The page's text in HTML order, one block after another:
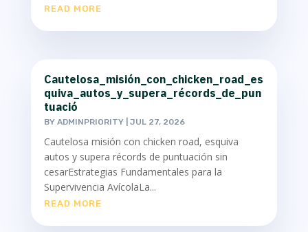
READ MORE
Cautelosa_misión_con_chicken_road_es
quiva_autos_y_supera_récords_de_pun
tuació
BY ADMINPRIORITY| JUL 27, 2026
Cautelosa misión con chicken road, esquiva
autos y supera récords de puntuación sin
cesarEstrategias Fundamentales para la
Supervivencia AvícolaLa...
READ MORE